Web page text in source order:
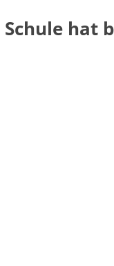
Schule hat